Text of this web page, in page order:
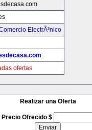
ElectrÃ³nico
ofertas
Realizar una Oferta
Precio Ofrecido $